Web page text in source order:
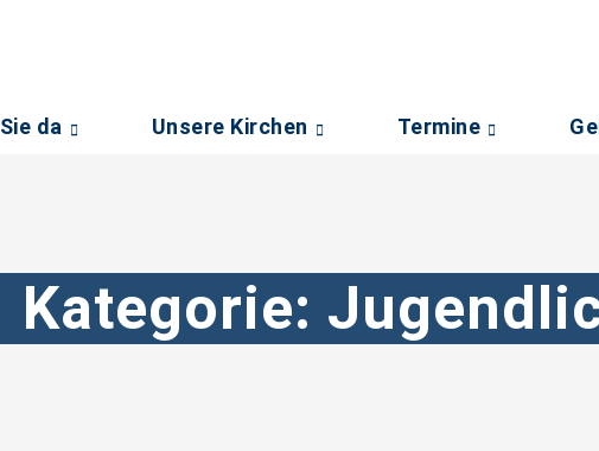
da Unsere Kirchen Termine
Kategorie: